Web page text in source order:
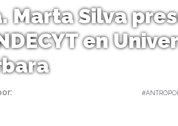
Marta Silva
en